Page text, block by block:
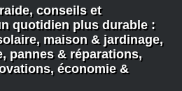
conseils et
quotidien plus durable :
maison & jardinage,
pannes & réparations,
économie &